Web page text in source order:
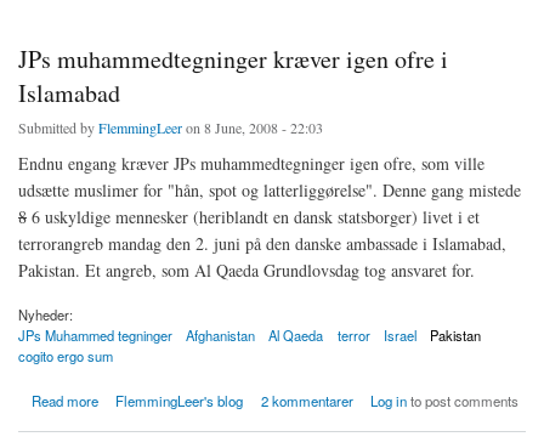
JPs muhammedtegninger kræver igen ofre i
Islamabad
Submitted byFlemmingLeeron 8 June, 2008 - 22:03
Endnu engang kræver JPs muhammedtegninger igen ofre, som ville
udsætte muslimer for "hån, spot og latterliggørelse". Denne gang mistede
8 6 uskyldige mennesker (heriblandt en dansk statsborger) livet i et
terrorangreb mandag den 2. juni på den danske ambassade i Islamabad,
Pakistan. Et angreb, som Al Qaeda Grundlovsdag tog ansvaret for.
Nyheder:
JPs Muhammed tegninger
Afghanistan Al Qaeda terror Israel
Pakistan
cogito ergo sum
Read more
about JPs muhammedtegninger kræver igen ofre i Islamabad
FlemmingLeer's blog 2 kommentarer Log into post comments